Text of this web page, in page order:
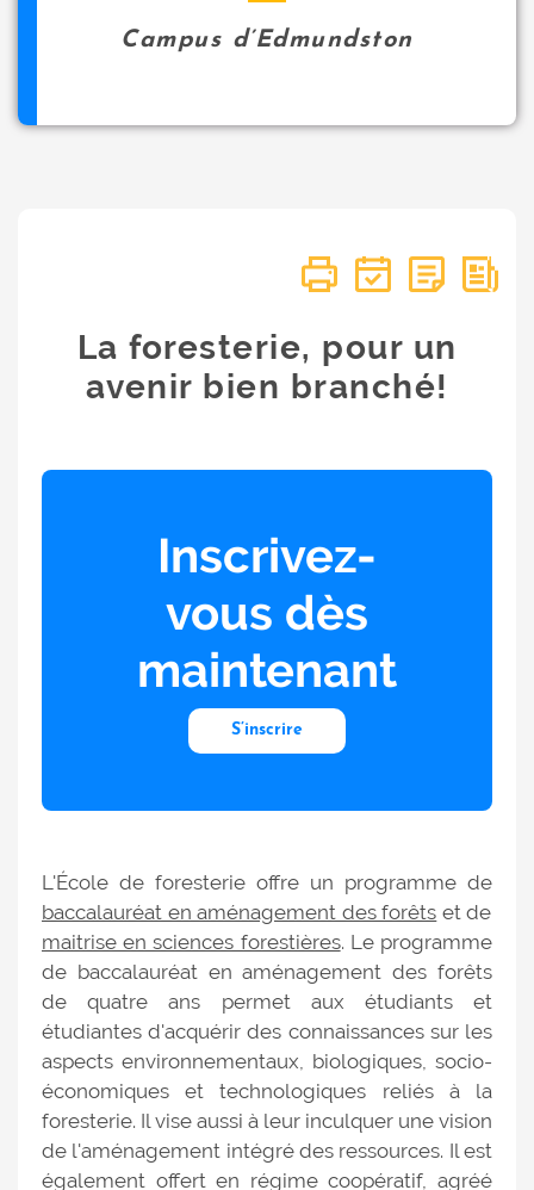
Campus d’Edmundston
La foresterie, pour un
avenir bien branché!
Inscrivez-
vous dès
maintenant
S’inscrire
L'École de foresterie offre un programme de
baccalauréat en aménagement des forêts et de
maitrise en sciences forestières. Le programme
de baccalauréat en aménagement des forêts
de quatre ans permet aux étudiants et
étudiantes d'acquérir des connaissances sur les
aspects environnementaux, biologiques, socio-
économiques et technologiques reliés à la
foresterie. Il vise aussi à leur inculquer une vision
de l'aménagement intégré des ressources. Il est
également offert en régime coopératif, agréé